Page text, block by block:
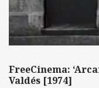
FreeCinema:
Valdés [1974]